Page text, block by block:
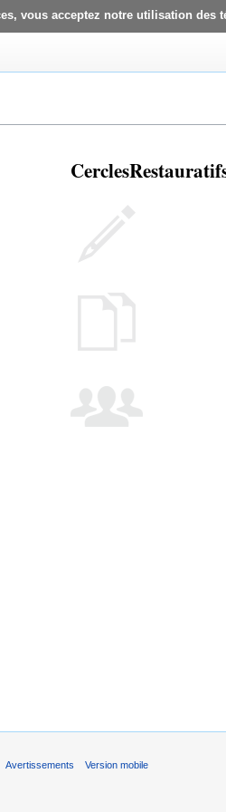
vous acceptez notre utilisation des
Avertissements Version mobile